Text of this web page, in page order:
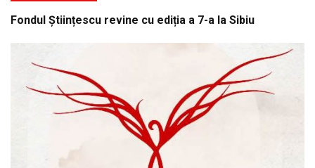
Fondul Științescu revine cu ediția a 7-a la Sibiu